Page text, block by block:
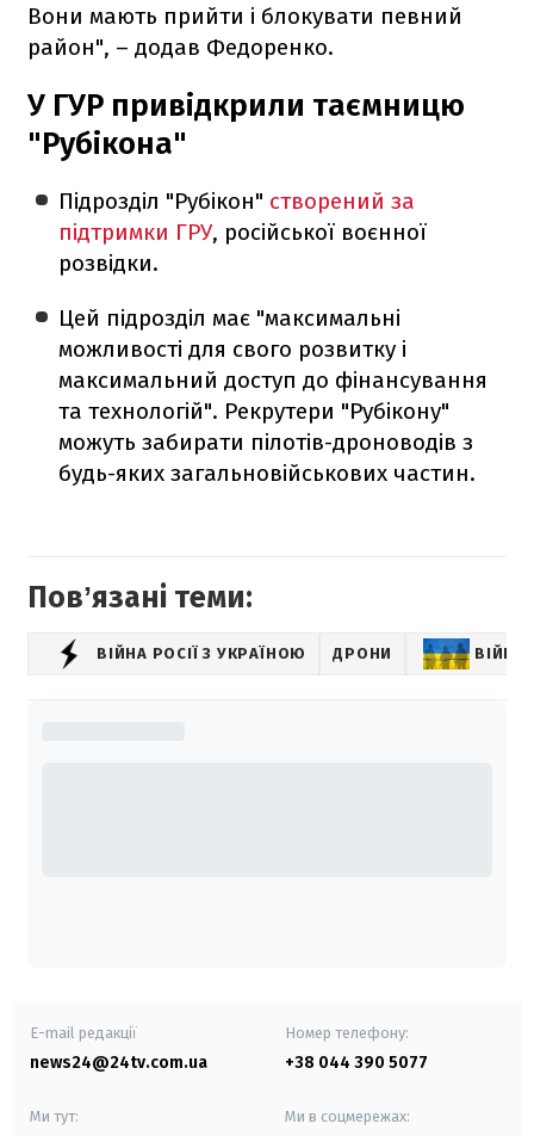
Вони мають прийти і блокувати певний
район", – додав Федоренко.
У ГУР привідкрили таємницю
"Рубікона"
Підрозділ "Рубікон" створений за
підтримки ГРУ, російської воєнної
розвідки.
Цей підрозділ має "максимальні
можливості для свого розвитку і
максимальний доступ до фінансування
та технологій". Рекрутери "Рубікону"
можуть забирати пілотів-дроноводів з
будь-яких загальновійськових частин.
Повʼязані теми:
ВІЙНА РОСІЇ З УКРАЇНОЮ ДРОНИ ВІЙНА
E-mail редакції
news24@24tv.com.ua
Номер телефону:
+38 044 390 5077
Ми тут: Ми в соцмережах: